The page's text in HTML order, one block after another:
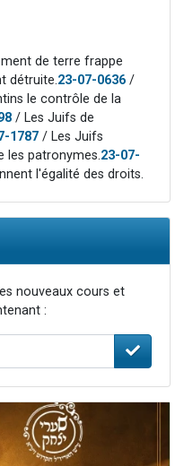
de terre frappe
détruite.23-07-0636 /
le contrôle de la
/ Les Juifs de
1787 / Les Juifs
les patronymes.23-07-
l'égalité des droits.
nouveaux cours et
: